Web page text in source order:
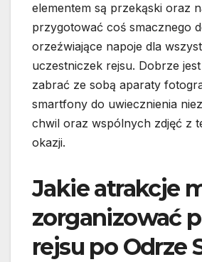
elementem są przekąski oraz
przygotować coś smacznego
orzeźwiające napoje dla
uczestniczek rejsu. Dobrze
zabrać ze sobą aparaty
smartfony do uwiecznienia
chwil oraz wspólnych zdjęć z
okazji.
Jakie atrakcje
zorganizować
rejsu po Odrze